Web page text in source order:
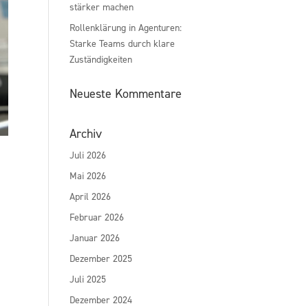
stärker machen
Rollenklärung in Agenturen:
Starke Teams durch klare
Zuständigkeiten
Neueste Kommentare
Archiv
Juli 2026
Mai 2026
April 2026
Februar 2026
Januar 2026
Dezember 2025
Juli 2025
Dezember 2024